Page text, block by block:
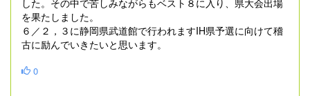
を果たしました。
６／２，３に静岡県武道館で行われますIH県予選に向けて稽
古に励んでいきたいと思います。
0